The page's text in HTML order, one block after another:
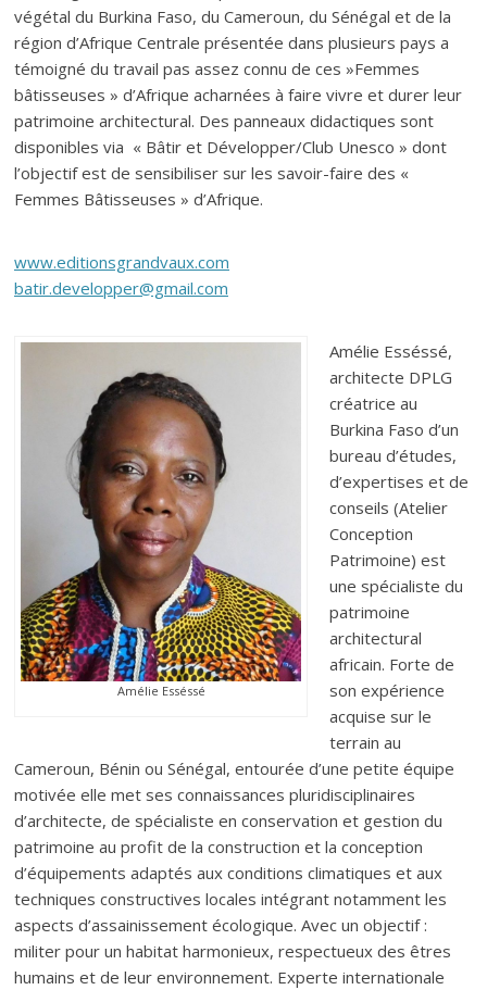
végétal du Burkina Faso, du Cameroun, du Sénégal et de la
région d’Afrique Centrale présentée dans plusieurs pays a
témoigné du travail pas assez connu de ces »Femmes
bâtisseuses » d’Afrique acharnées à faire vivre et durer leur
patrimoine architectural. Des panneaux didactiques sont
disponibles via « Bâtir et Développer/Club Unesco » dont
l’objectif est de sensibiliser sur les savoir-faire des «
Femmes Bâtisseuses » d’Afrique.
www.editionsgrandvaux.com
batir.developper@gmail.com
Amélie Esséssé
Amélie Esséssé,
architecte DPLG
créatrice au
Burkina Faso d’un
bureau d’études,
d’expertises et de
conseils (Atelier
Conception
Patrimoine) est
une spécialiste du
patrimoine
architectural
africain. Forte de
son expérience
acquise sur le
terrain au
Cameroun, Bénin ou Sénégal, entourée d’une petite équipe
motivée elle met ses connaissances pluridisciplinaires
d’architecte, de spécialiste en conservation et gestion du
patrimoine au profit de la construction et la conception
d’équipements adaptés aux conditions climatiques et aux
techniques constructives locales intégrant notamment les
aspects d’assainissement écologique. Avec un objectif :
militer pour un habitat harmonieux, respectueux des êtres
humains et de leur environnement. Experte internationale